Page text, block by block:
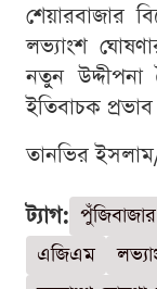
শেয়ারবাজার
লভ্যাংশ
নতুন উদ্দীপনা
ইতিবাচক
তানভির
ট্যাগ: পুঁজিবাজার
এজিএম